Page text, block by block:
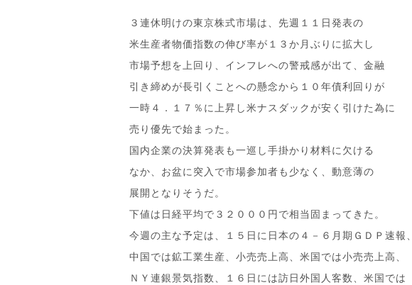
３連休明けの東京株式市場は、先週１１日発表の
米生産者物価指数の伸び率が１３か月ぶりに拡大し
市場予想を上回り、インフレへの警戒感が出て、金融
引き締めが長引くことへの懸念から１０年債利回りが
一時４．１７％に上昇し米ナスダックが安く引けた為に
売り優先で始まった。
国内企業の決算発表も一巡し手掛かり材料に欠ける
なか、お盆に突入で市場参加者も少なく、動意薄の
展開となりそうだ。
下値は日経平均で３２０００円で相当固まってきた。
今週の主な予定は、１５日に日本の４－６月期ＧＤＰ速報、
中国では鉱工業生産、小売売上高、米国では小売売上高、
ＮＹ連銀景気指数、１６日には訪日外国人客数、米国では